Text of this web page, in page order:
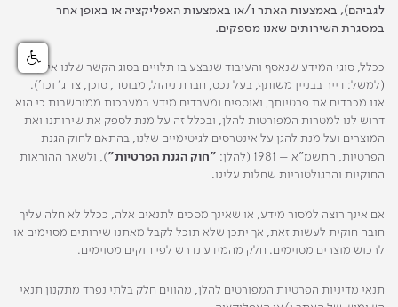
לגביהם), באמצעות האתר ו/או באמצעות האפליקציה או באופן אחר
במסגרת השירותים שאנו מספקים.
ככלל, סוגי המידע שנאסף והעיבוד שנבצע בו תלויים בסוג הקשר שלנו איתך
(למשל: דייר בבניין משותף, בעל נכס, חברת ניהול, מבוטח, סוכן, צד ג' וכו').
אנו מכבדים את פרטיותך, ואוספים ומעבדים מידע במערכות ממוחשבות כי הוא
דרוש לנו למטרות המפורטות להלן, ובכלל זה על מנת לספק את שירותנו ואת
המוצרים ועל מנת להגן על אינטרסים לגיטימיים שלנו, בהתאם לחוק הגנת
הפרטיות, התשמ"א – 1981 (להלן:
"חוק הגנת הפרטיות"), ולשאר ההוראות
החוקיות והרגולטוריות שחלות עלינו.
אם אינך רוצה למסור מידע, או שאינך מסכים לתנאים אלה, ככלל לא חלה עליך
חובה חוקית לעשות זאת, אך יתכן שלא תוכל לקבל מאתנו שירותים מסוימים או
לרכוש מוצרים מסוימים. חלק מהמידע נדרש לפי חוקים מסוימים.
תנאי מדיניות הפרטיות המפורטים להלן, מהווים חלק בלתי נפרד מתקנון תנאי